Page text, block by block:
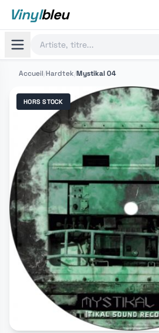
Vinylbleu
Accueil/Hardtek/Mystikal 04
HORS STOCK